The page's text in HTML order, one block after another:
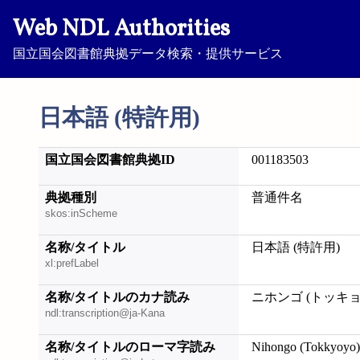
Web NDL Authorities
国立国会図書館典拠データ検索・提供サービス
日本語 (特許用)
国立国会図書館典拠ID 001183503
典拠種別
skos:inScheme
普通件名
名称/タイトル
xl:prefLabel
日本語 (特許用)
名称/タイトルのカナ読み
ndl:transcription@ja-Kana
ニホンゴ (トッキ
名称/タイトルのローマ字読み Nihongo (Tokkyoyo)